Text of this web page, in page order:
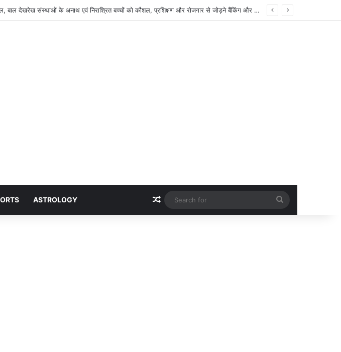
CG NEWS : मंत्री श्रीमती लक्ष्मी राजवाड़े की संवेदनशील पहल, बाल देखरेख संस्थाओं के अनाथ एवं निराश्रित बच्चों को कौशल, प्रशिक्षण और रोजगार से जोड़ने बैंकिंग और सामाजिक संस्थाओं का साझा प्रयास
ASTROLOGY Random Article
for